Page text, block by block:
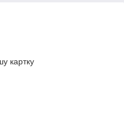
картку